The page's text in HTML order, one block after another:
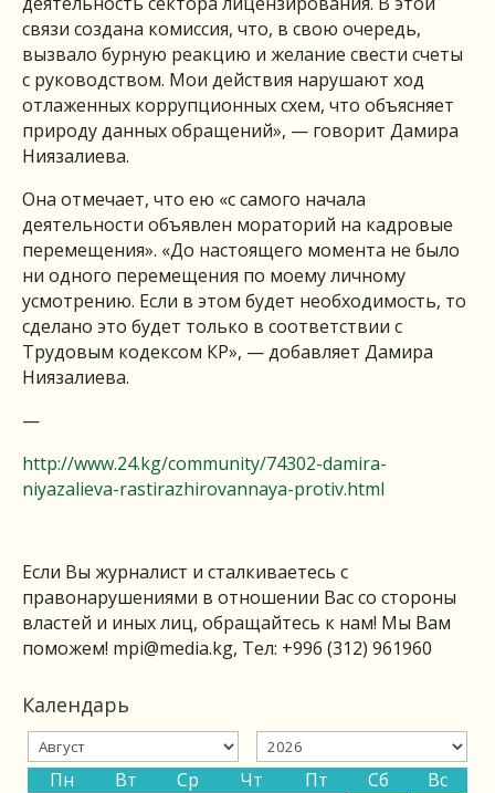
связи создана комиссия, что, в свою очередь,
вызвало бурную реакцию и желание свести счеты
с руководством. Мои действия нарушают ход
отлаженных коррупционных схем, что объясняет
природу данных обращений», — говорит Дамира
Ниязалиева.
Она отмечает, что ею «с самого начала
деятельности объявлен мораторий на кадровые
перемещения». «До настоящего момента не было
ни одного перемещения по моему личному
усмотрению. Если в этом будет необходимость, то
сделано это будет только в соответствии с
Трудовым кодексом КР», — добавляет Дамира
Ниязалиева.
—
http://www.24.kg/community/74302-damira-
niyazalieva-rastirazhirovannaya-protiv.html
Если Вы журналист и сталкиваетесь с
правонарушениями в отношении Вас со стороны
властей и иных лиц, обращайтесь к нам! Мы Вам
поможем! mpi@media.kg, Тел: +996 (312) 961960
Календарь
Пн Вт Ср Чт Пт Сб
Вс